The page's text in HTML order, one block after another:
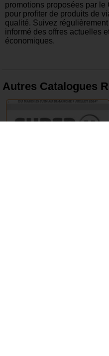
promotions proposées par le
pour profiter de produits de
qualité. Suivez
informé des offres actuelles
économiques.
Autres Catalogues